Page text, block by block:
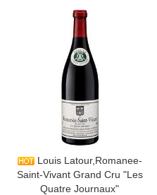
​Louis Latour,Romanee-
Saint-Vivant Grand Cru "Les
Quatre Journaux"